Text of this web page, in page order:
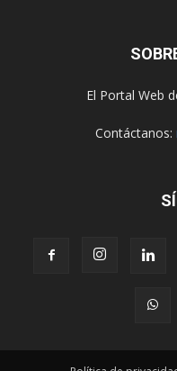
El Portal Web
Contáctanos: